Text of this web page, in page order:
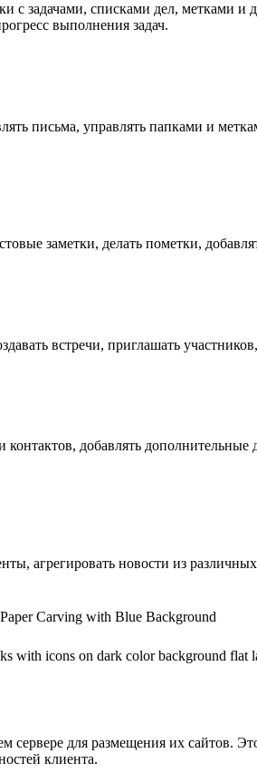
с задачами, списками дел, метками
выполнения задач.
письма, управлять папками и
заметки, делать пометки,
встречи, приглашать
добавлять
агрегировать новости из
для размещения их сайтов.
клиента.